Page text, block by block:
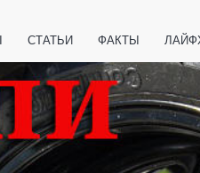
СТАТЬИ ФАКТЫ
ЗАКОНОДАТЕЛЬСТВО ВАЖНО